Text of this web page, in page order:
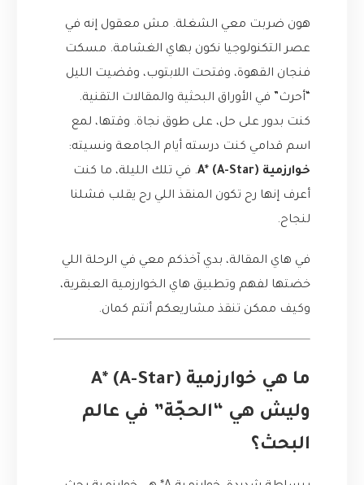
هون ضربت معي الشغلة. مش معقول إنه في
عصر التكنولوجيا نكون بهاي الغشامة. مسكت
فنجان القهوة، وفتحت اللابتوب، وقضيت الليل
“أحرث” في الأوراق البحثية والمقالات التقنية.
كنت بدور على حل، على طوق نجاة. وقتها، لمع
اسم قدامي كنت درسته أيام الجامعة ونسيته:
خوارزمية A* (A-Star)
. في تلك الليلة، ما كنت
أعرف إنها رح تكون المنقذ اللي رح يقلب فشلنا
لنجاح.
في هاي المقالة، بدي آخذكم معي في الرحلة اللي
خضتها لفهم وتطبيق هاي الخوارزمية العبقرية،
وكيف ممكن تنقذ مشاريعكم أنتم كمان.
ما هي خوارزمية A* (A-Star)
وليش هي “الحجّة” في عالم
البحث؟